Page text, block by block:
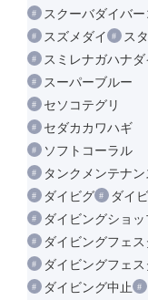
スクーバダイバー
スズメダイ
ス
スミレナガハナダ
スーパーブルー
セソコテグリ
セダカカワハギ
ソフトコーラル
タンクメンテナン
ダイビグ
ダイ
ダイビングショッ
ダイビングフェス
ダイビングフェ
ダイビング中止